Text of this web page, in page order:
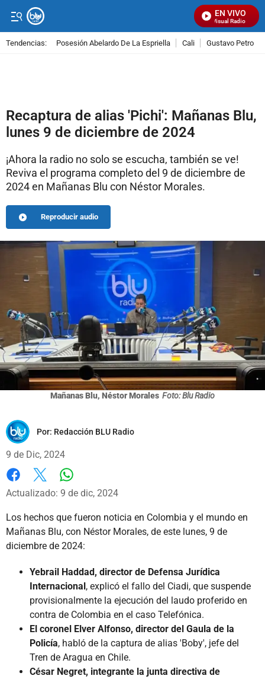
EN VIVO
Señal Visual Radio
Tendencias: Posesión Abelardo De La Espriella Cali Gustavo Petro
Recaptura de alias 'Pichi': Mañanas Blu,
lunes 9 de diciembre de 2024
¡Ahora la radio no solo se escucha, también se ve!
Reviva el programa completo del 9 de diciembre de
2024 en Mañanas Blu con Néstor Morales.
Reproducir audio
Mañanas Blu, Néstor Morales Foto: Blu Radio
Por: Redacción BLU Radio
9 de Dic, 2024
Facebook
X
Actualizado: 9 de dic, 2024
Los hechos que fueron noticia en Colombia y el mundo en
Mañanas Blu, con Néstor Morales, de este lunes, 9 de
diciembre de 2024:
Yebrail Haddad, director de Defensa Jurídica
Internacional, explicó el fallo del Ciadi, que suspende
provisionalmente la ejecución del laudo proferido en
contra de Colombia en el caso Telefónica.
El coronel Elver Alfonso, director del Gaula de la
Policía, habló de la captura de alias 'Boby', jefe del
Tren de Aragua en Chile.
César Negret, integrante la junta directiva de